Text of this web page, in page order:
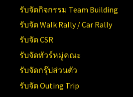
รับจัดกิจกรรม Team Building
รับจัด Walk Rally / Car Rally
รับจัด CSR
รับจัดทัวร์หมู่คณะ
รับจัดกรุ๊ปส่วนตัว
รับจัด Outing Trip